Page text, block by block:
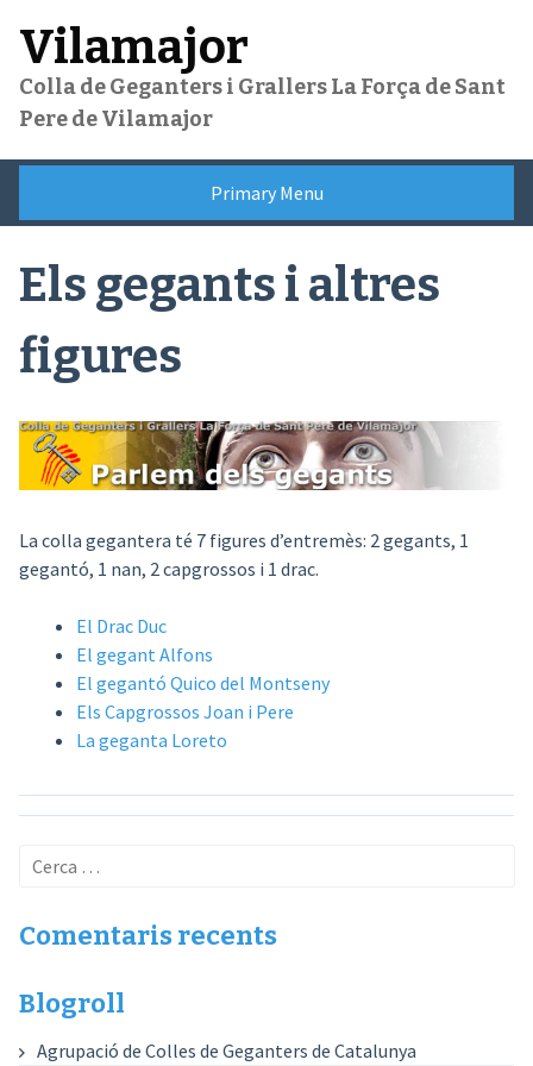
content
Vilamajor
Colla de Geganters i Grallers La Força de Sant
Pere de Vilamajor
Primary Menu
Els gegants i altres
figures
La colla gegantera té 7 figures d’entremès: 2 gegants, 1
gegantó, 1 nan, 2 capgrossos i 1 drac.
El Drac Duc
El gegant Alfons
El gegantó Quico del Montseny
Els Capgrossos Joan i Pere
La geganta Loreto
Cerca:
Comentaris recents
Blogroll
Agrupació de Colles de Geganters de Catalunya